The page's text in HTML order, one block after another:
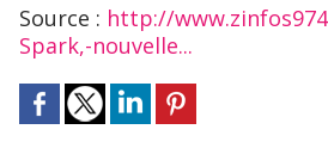
Source : http://
Spark,-nouvelle...